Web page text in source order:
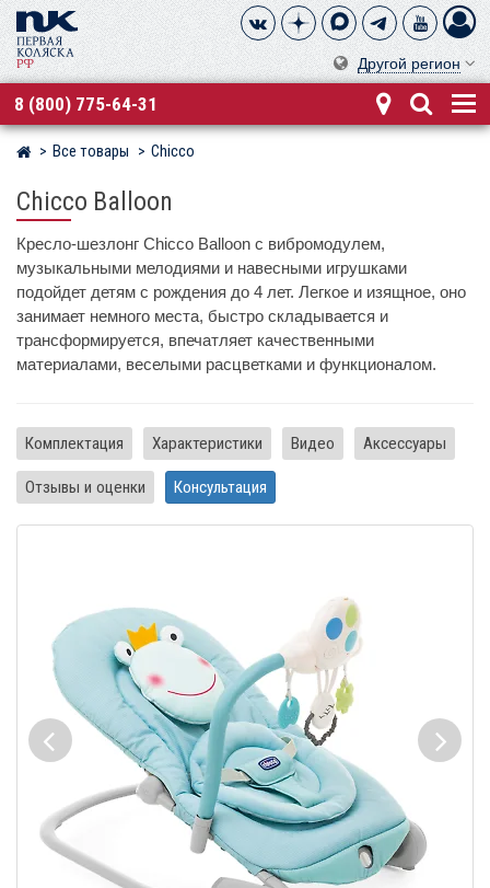
Другой регион
8 (800) 775-64-31
Магазин детских колясок
Все товары Chicco
Chicco Balloon
Кресло-шезлонг Chicco Balloon с вибромодулем,
музыкальными мелодиями и навесными игрушками
подойдет детям с рождения до 4 лет. Легкое и изящное, оно
занимает немного места, быстро складывается и
трансформируется, впечатляет качественными
материалами, веселыми расцветками и функционалом.
Комплектация Характеристики Видео Аксессуары
Отзывы и оценки Консультация